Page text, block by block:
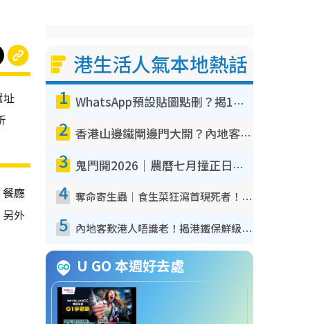
址
廳
外
港生活人氣本地熱話
1 WhatsApp預設貼圖點刪？揭1招「反向操作」還原簡潔介面 附3步實測教學
2 香港山邊鐵閘邊門大開？內地客困惑意義何在！網民神回覆：呢種叫法理性防禦
3 鬼門開2026｜農曆七月撞正日全食特別邪？專家警告切忌做一事！揭4大禁忌+2招保平安
4 奪命寄生蟲｜食生菜狂瀉首現死者！疫潮惡化錄1.8萬宗病例 揭洗菜3大謬誤
5 內地客歎港人唔識老！揭港鐵保鮮級冷氣 港人求放過：咪投訴
U GO 本週好去處